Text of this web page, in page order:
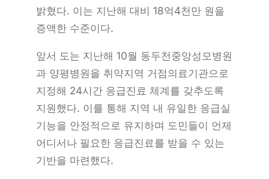
밝혔다. 이는 지난해 대비 18억4천만 원을
증액한 수준이다.
앞서 도는 지난해 10월 동두천중앙성모병원
과 양평병원을 취약지역 거점의료기관으로
지정해 24시간 응급진료 체계를 갖추도록
지원했다. 이를 통해 지역 내 유일한 응급실
기능을 안정적으로 유지하며 도민들이 언제
어디서나 필요한 응급진료를 받을 수 있는
기반을 마련했다.